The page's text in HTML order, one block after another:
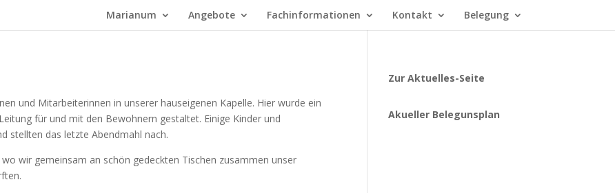
Marianum Angebote Fachinformationen Kontakt Belegung
und Mitarbeiterinnen in unserer hauseigenen Kapelle. Hier wurde ein
für und mit den Bewohnern gestaltet. Einige Kinder und
stellten das letzte Abendmahl nach.
wir gemeinsam an schön gedeckten Tischen zusammen unser
Zur Aktuelles-Seite
Akueller Belegunsplan